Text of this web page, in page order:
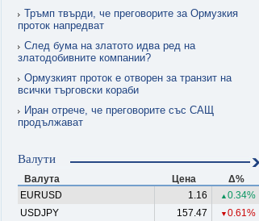
Тръмп твърди, че преговорите за Ормузкия
проток напредват
След бума на златото идва ред на
златодобивните компании?
Ормузкият проток е отворен за транзит на
всички търговски кораби
Иран отрече, че преговорите със САЩ
продължават
Валути
Валута Цена
Δ%
EURUSD
1.16 ▲ 0.34%
USDJPY
157.47 ▼ 0.61%